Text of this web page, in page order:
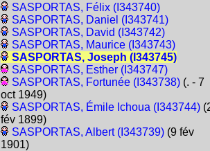
SASPORTAS, Félix (I343740)
SASPORTAS, Daniel (I343741)
SASPORTAS, David (I343742)
SASPORTAS, Maurice (I343743)
SASPORTAS, Joseph (I343745)
SASPORTAS, Esther (I343747)
SASPORTAS, Fortunée (I343738)(. - 7
oct 1949)
SASPORTAS, Émile Ichoua (I343744)
fév 1899)
SASPORTAS, Albert (I343739)(9 fév
1901)